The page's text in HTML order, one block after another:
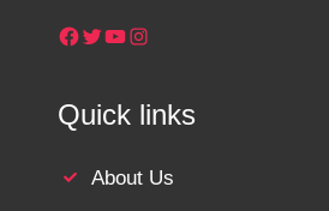
Facebook Twitter YouTube Instagram
Quick links
About Us